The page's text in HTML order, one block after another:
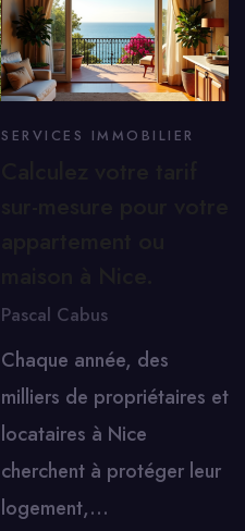
SERVICES IMMOBILIER
Pascal Cabus
Chaque année, des
milliers de propriétaires et
locataires à Nice
cherchent à protéger leur
logement,…